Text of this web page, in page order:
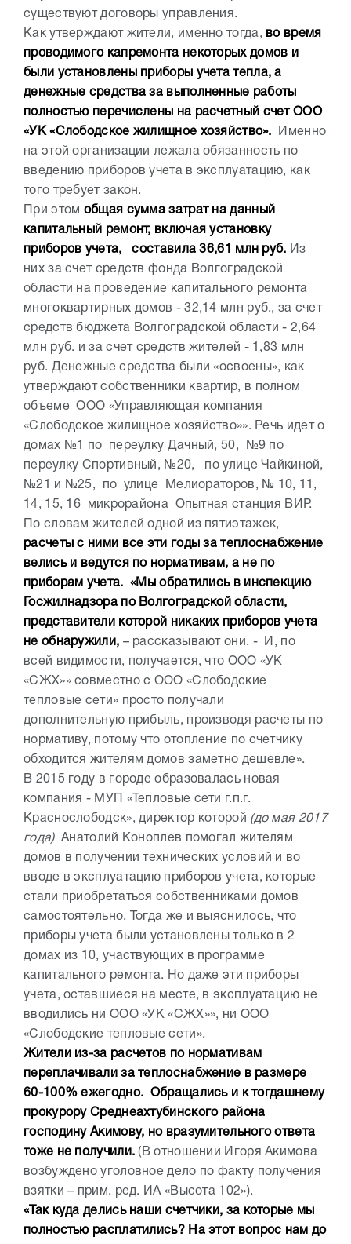
существуют договоры управления.
Как утверждают жители, именно тогда, во время
проводимого капремонта некоторых домов и
были установлены приборы учета тепла, а
денежные средства за выполненные работы
полностью перечислены на расчетный счет ООО
«УК «Слободское жилищное хозяйство».
Именно
на этой организации лежала обязанность по
введению приборов учета в эксплуатацию, как
того требует закон.
При этом общая сумма затрат на данный
капитальный ремонт, включая установку
приборов учета, составила 36,61 млн руб. Из
них за счет средств фонда Волгоградской
области на проведение капитального ремонта
многоквартирных домов - 32,14 млн руб., за счет
средств бюджета Волгоградской области - 2,64
млн руб. и за счет средств жителей - 1,83 млн
руб. Денежные средства были «освоены», как
утверждают собственники квартир, в полном
объеме ООО «Управляющая компания
«Слободское жилищное хозяйство»». Речь идет о
домах №1 по переулку Дачный, 50, №9 по
переулку Спортивный, №20, по улице Чайкиной,
№21 и №25, по улице Мелиораторов, № 10, 11,
14, 15, 16 микрорайона Опытная станция ВИР.
По словам жителей одной из пятиэтажек,
расчеты с ними все эти годы за теплоснабжение
велись и ведутся по нормативам, а не по
приборам учета. «Мы обратились в инспекцию
Госжилнадзора по Волгоградской области,
представители которой никаких приборов учета
не обнаружили, – рассказывают они. - И, по
всей видимости, получается, что ООО «УК
«СЖХ»» совместно с ООО «Слободские
тепловые сети» просто получали
дополнительную прибыль, производя расчеты по
нормативу, потому что отопление по счетчику
обходится жителям домов заметно дешевле».
В 2015 году в городе образовалась новая
компания - МУП «Тепловые сети г.п.г.
Краснослободск», директор которой (до мая 2017
года) Анатолий Коноплев помогал жителям
домов в получении технических условий и во
вводе в эксплуатацию приборов учета, которые
стали приобретаться собственниками домов
самостоятельно. Тогда же и выяснилось, что
приборы учета были установлены только в 2
домах из 10, участвующих в программе
капитального ремонта. Но даже эти приборы
учета, оставшиеся на месте, в эксплуатацию не
вводились ни ООО «УК «СЖХ»», ни ООО
«Слободские тепловые сети».
Жители из-за расчетов по нормативам
переплачивали за теплоснабжение в размере
60-100% ежегодно. Обращались и к тогдашнему
прокурору Среднеахтубинского района
господину Акимову, но вразумительного ответа
тоже не получили. (В отношении Игоря Акимова
возбуждено уголовное дело по факту получения
взятки – прим. ред. ИА «Высота 102»).
«Так куда делись наши счетчики, за которые мы
полностью расплатились? На этот вопрос нам до